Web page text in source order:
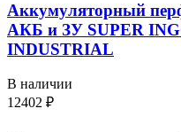
Аккумуляторный
АКБ и ЗУ SUPER
INDUSTRIAL
В наличии
12402 ₽